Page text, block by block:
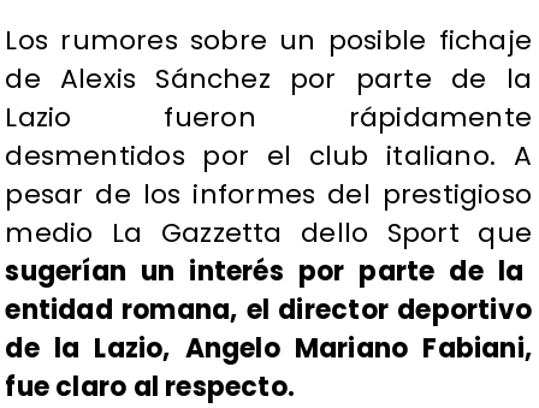
Los rumores sobre un posible fichaje
de Alexis Sánchez por parte de la
Lazio fueron rápidamente
desmentidos por el club italiano. A
pesar de los informes del prestigioso
medio La Gazzetta dello Sport que
sugerían un interés por parte de la
entidad romana, el director deportivo
de la Lazio, Angelo Mariano Fabiani,
fue claro al respecto.